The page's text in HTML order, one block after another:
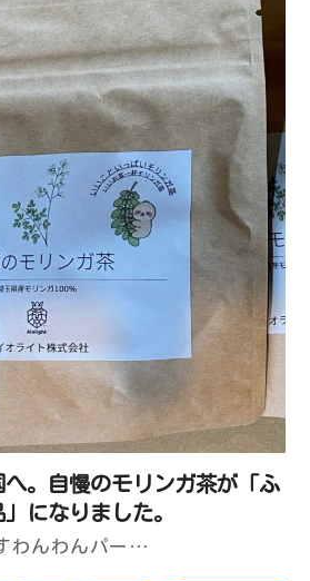
。自慢のモリンガ茶が「ふ
になりました。
わんわんパー…